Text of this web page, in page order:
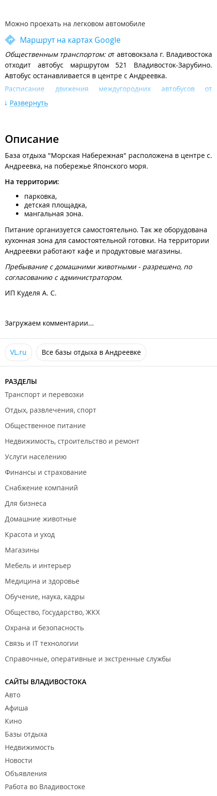
Можно проехать на легковом автомобиле
Маршрут на картах Google
Общественным транспортом: от автовокзала г. Владивостока
отходит автобус маршрутом 521 Владивосток-Зарубино.
Автобус останавливается в центре с Андреевка.
Расписание движения междугородних автобусов от
автовокзала Владивосток
Андреевки.
Личным автотранспортом:из Владивостока по трассе М60
Владивосток–Уссурийск до поворота на п. Кипарисово (60
км). Далее, следуя указателю, повернуть направо под мост с
Раздольном повернуть налево на мост и далее двигаться в
сторону п. Краскино по трассе А189 согласно указателям.
на Зарубино, на доезжая до поселка снова налево на
Андреевку (указатель).
Развернуть
Описание
База отдыха "Морская Набережная" расположена в центре с.
Андреевка, на побережье Японского моря.
На территории:
парковка,
детская площадка,
мангальная зона.
Питание организуется самостоятельно. Так же оборудована
кухонная зона для самостоятельной готовки. На территории
Андреевки работают кафе и продуктовые магазины.
Пребывание с домашними животными - разрешено, по
согласованию с администратором.
ИП Куделя А. С.
Загружаем комментарии...
VL.ru Все базы отдыха в Андреевке
РАЗДЕЛЫ
Транспорт и перевозки
Отдых, развлечения, спорт
Общественное питание
Недвижимость, строительство и ремонт
Услуги населению
Финансы и страхование
Снабжение компаний
Для бизнеса
Домашние животные
Красота и уход
Магазины
Мебель и интерьер
Медицина и здоровье
Обучение, наука, кадры
Общество, Государство, ЖКХ
Охрана и безопасность
Связь и IT технологии
Справочные, оперативные и экстренные службы
САЙТЫ ВЛАДИВОСТОКА
Авто
Афиша
Кино
Базы отдыха
Недвижимость
Новости
Объявления
Работа во Владивостоке